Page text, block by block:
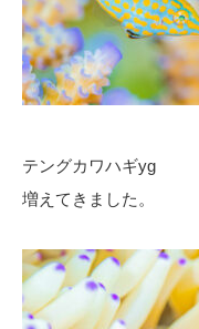
テングカワハギyg
増えてきました。